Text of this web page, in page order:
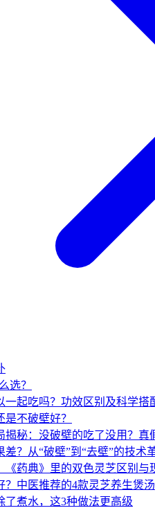
选？
一起吃吗？功效区别及科学搭
不破壁好？
揭秘：没破壁的吃了没用？真
差？从“破壁”到“去壁”的技术
《药典》里的双色灵芝区别与
？中医推荐的4款灵芝养生煲
了煮水，这3种做法更高级